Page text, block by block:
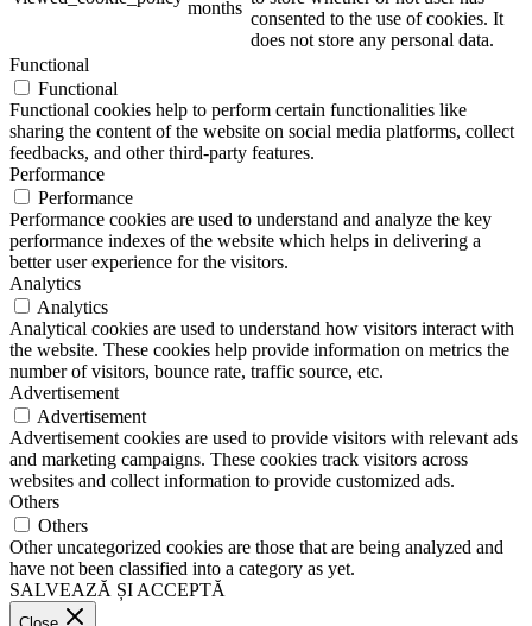
months
consented to the use of cookies. It
does not store any personal data.
Functional
Functional
Functional cookies help to perform certain functionalities like
sharing the content of the website on social media platforms, collect
feedbacks, and other third-party features.
Performance
Performance
Performance cookies are used to understand and analyze the key
performance indexes of the website which helps in delivering a
better user experience for the visitors.
Analytics
Analytics
Analytical cookies are used to understand how visitors interact with
the website. These cookies help provide information on metrics the
number of visitors, bounce rate, traffic source, etc.
Advertisement
Advertisement
Advertisement cookies are used to provide visitors with relevant ads
and marketing campaigns. These cookies track visitors across
websites and collect information to provide customized ads.
Others
Others
Other uncategorized cookies are those that are being analyzed and
have not been classified into a category as yet.
SALVEAZĂ ȘI ACCEPTĂ